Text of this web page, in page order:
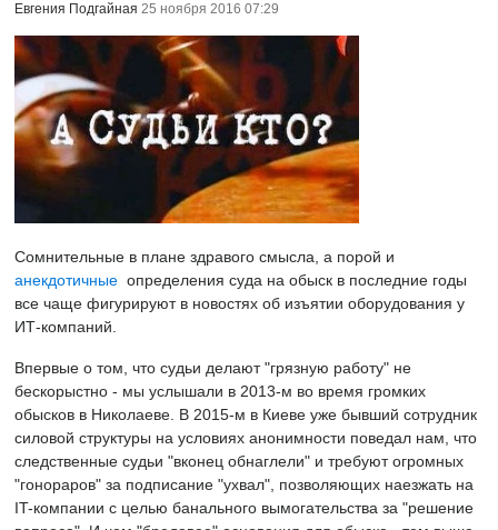
Евгения Подгайная 25 ноября 2016 07:29
Сомнительные в плане здравого смысла, а порой и
анекдотичные определения суда на обыск в последние годы
все чаще фигурируют в новостях об изъятии оборудования у
ИТ-компаний.
Впервые о том, что судьи делают "грязную работу" не
бескорыстно - мы услышали в 2013-м во время громких
обысков в Николаеве. В 2015-м в Киеве уже бывший сотрудник
силовой структуры на условиях анонимности поведал нам, что
следственные судьи "вконец обнаглели" и требуют огромных
"гонораров" за подписание "ухвал", позволяющих наезжать на
IT-компании с целью банального вымогательства за "решение